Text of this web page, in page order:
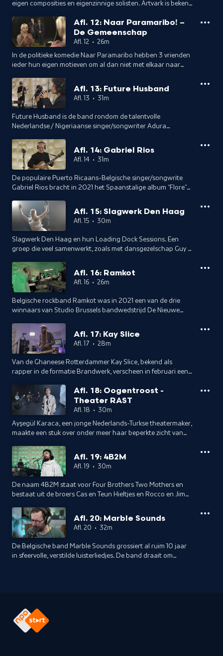
eigen composities en eigenzinnige solisten. Artvark is bekend
en gaat veel samenwerkingen aan. In deze sessie met Pitou.
Presentatie en interview: Jan Douwe Kroeske.
Afl. 12: Naar Paramaribo! –
De Gemeenschap
Afl. 12 • 26m
In de politieke komedie Naar Paramaribo hebben 3 vrienden
ieder hun eigen motieven om al dan niet met elkaar naar
kolonialisme en de erfenis daarvan. En een gesprek met
regisseur Roy Peters. Presentatie en interview: Jan Douwe
Kroeske.
Afl. 13: Future Husband
Afl. 13 • 31m
Future Husband is de band rondom de talentvolle
Nederlandse / Nigeriaanse singer/songwriter Adura
tussen intieme reflectie en grootste, filmische gebaren.
Presentatie en interview: Jan Douwe Kroeske.
Afl. 14: Gabriel Rios
Afl. 14 • 31m
De populaire Puerto Ricaans-Belgische singer/songwrite
Gabriel Rios bracht in 2021 het Spaanstalige album “Flore”
de muziek van z’n jeugd op Puerto Rico. Presentatie en
interview: Jan Douwe KroeskeAfl. 15: Slagwerk Den Haag
Afl. 15 • 30m
Slagwerk Den Haag en hun Loading Dock Sessions. Een
groep die veel samenwerkt, zoals met dansgezelschap Guy &
en werk gebaseerd op Philip Glass. Het gesprek is met Fedor
Teunisse. Presentatie en interview: Jan Douwe Kroeske.
Afl. 16: Ramkot
Afl. 16 • 26m
Belgische rockband Ramkot was in 2021 een van de drie
winnaars van Studio Brussels bandwedstrijd De Nieuwe
speelt over een paar dagen op het Pinkpop festival.
Presentatie en interview: Jan Douwe Kroeske.
Afl. 17: Kay Slice
Afl. 17 • 28m
Van de Ghaneese Rotterdammer Kay Slice, bekend als
rapper in de formatie Brandwerk, verscheen in februari een
ontdekkingsreis naar z’n Afrikaanse roots. In The Ballroom
wordt Kay Slice bijgestaan door een gitarist, bassist,
toetsenist, drummer en trompettist. Presentatie en interview:
Jan Douwe Kroeske.
Afl. 18: Oogentroost -
Theater RAST
Afl. 18 • 30m
Ayşegül Karaca, een jonge Nederlands-Turkse theatermaker,
maakte een stuk over onder meer haar beperkte zicht van
huiselijk geweld zichzelf op de rit kreeg. Een
taboedoorbrekend stuk met live muziek. Presentatie en
interview: Jan Douwe Kroeske.
Afl. 19: 4B2M
Afl. 19 • 30m
De naam 4B2M staat voor Four Brothers Two Mothers en
bestaat uit de broers Cas en Teun Hieltjes en Rocco en Jimmi
bands als Go Back To The Zoo en De Staat, maar nu eindelijk
ook een eigen band hebben. Dit jaar verscheen een
debuutalbum. Presentatie en interview: Jan Douwe Kroeske.
Afl. 20: Marble Sounds
Afl. 20 • 32m
De Belgische band Marble Sounds grossiert al ruim 10 jaar
in sfeervolle, verstilde luisterliedjes. De band draait om